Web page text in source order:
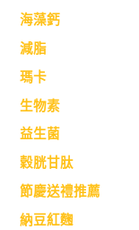
海藻鈣
減脂
瑪卡
生物素
益生菌
穀胱甘肽
節慶送禮推薦
納豆紅麴